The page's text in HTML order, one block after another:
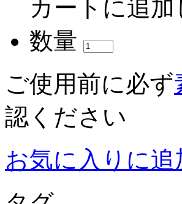
カートに追
数量
ご使用前に必ず
認ください
お気に入りに追